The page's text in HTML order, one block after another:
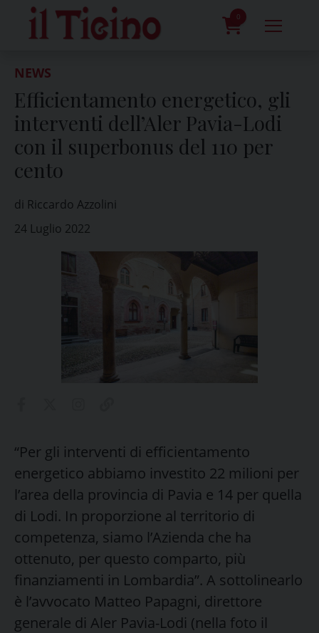
content
0
NEWS
Efficientamento energetico, gli
interventi dell’Aler Pavia-Lodi
con il superbonus del 110 per
cento
di Riccardo Azzolini
24 Luglio 2022
“Per gli interventi di efficientamento
energetico abbiamo investito 22 milioni per
l’area della provincia di Pavia e 14 per quella
di Lodi. In proporzione al territorio di
competenza, siamo l’Azienda che ha
ottenuto, per questo comparto, più
finanziamenti in Lombardia”. A sottolinearlo
è l’avvocato Matteo Papagni, direttore
generale di Aler Pavia-Lodi (nella foto il